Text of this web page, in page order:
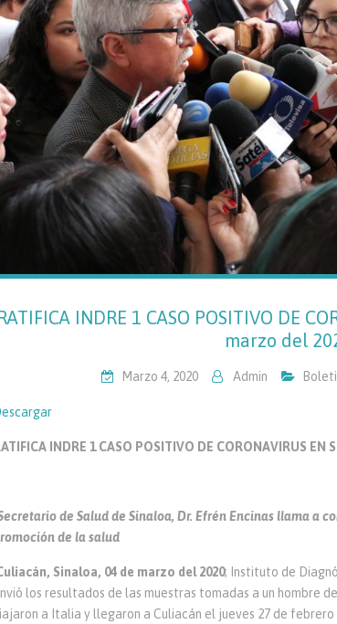
INDRE 1 CASO POSITIVO DE
marzo del
Marzo 4, 2020 Admin
INDRE 1 CASO POSITIVO DE CORONAVIRUS EN
de Salud de Sinaloa, Dr. Efrén Encinas llama a
de la salud
Sinaloa, 04 de marzo del 2020; Instituto de
los resultados de las muestras tomadas a un hombre
a Italia y llegaron a Culiacán el jueves 27 de